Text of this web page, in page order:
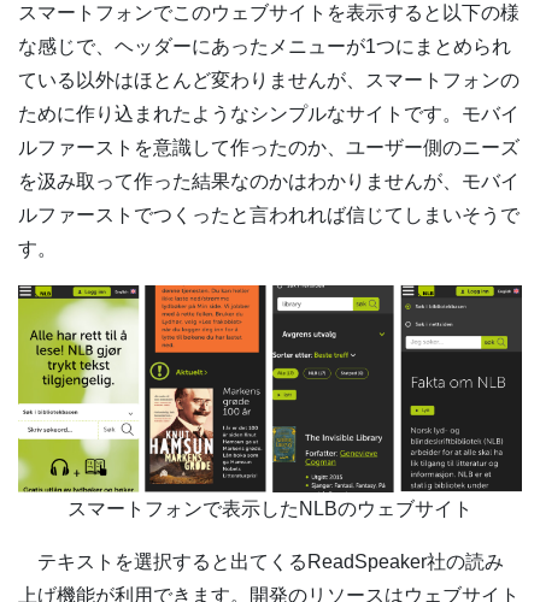
スマートフォンでこのウェブサイトを表示すると以下の様
な感じで、ヘッダーにあったメニューが1つにまとめられ
ている以外はほとんど変わりませんが、スマートフォンの
ために作り込まれたようなシンプルなサイトです。モバイ
ルファーストを意識して作ったのか、ユーザー側のニーズ
を汲み取って作った結果なのかはわかりませんが、モバイ
ルファーストでつくったと言われれば信じてしまいそうで
す。
スマートフォンで表示したNLBのウェブサイト
テキストを選択すると出てくるReadSpeaker社の読み
上げ機能が利用できます。開発のリソースはウェブサイト